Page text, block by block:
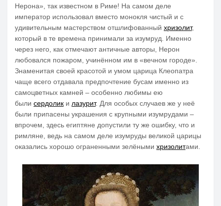
Нерона», так известном в Риме! На самом деле
император использовал вместо монокля чистый и с
удивительным мастерством отшлифованный хризолит,
который в те времена принимали за изумруд. Именно
через него, как отмечают античные авторы, Нерон
любовался пожаром, учинённом им в «вечном городе».
Знаменитая своей красотой и умом царица Клеопатра
чаще всего отдавала предпочтение бусам именно из
самоцветных камней – особенно любимы ею
были сердолик и лазурит. Для особых случаев же у неё
были припасены украшения с крупными изумрудами –
впрочем, здесь египтяне допустили ту же ошибку, что и
римляне, ведь на самом деле изумруды великой царицы
оказались хорошо ограненными зелёными хризолитами.